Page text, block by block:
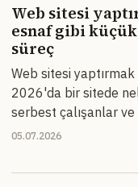
Web sitesi
esnaf gibi
süreç
Web sitesi
2026'da bir sitede
serbest çalışanlar
05.07.2026